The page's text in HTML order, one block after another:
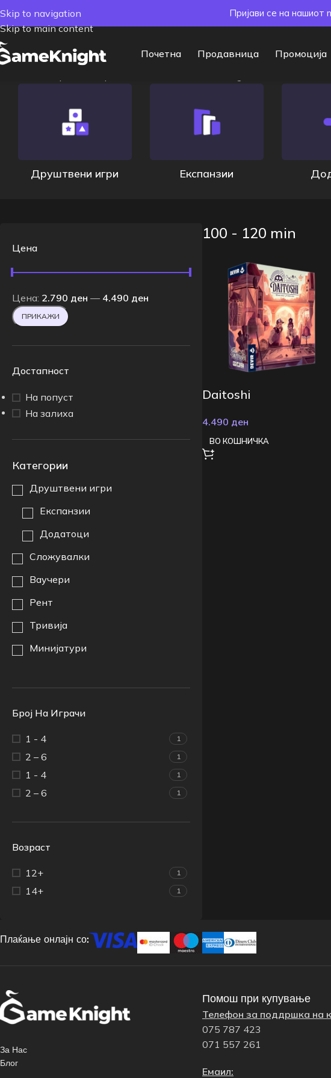
Skip to navigation
Skip to main content
Почетна Продавница Промоција
Друштвени игри Експанзии
Цена
ПРИКАЖИ
Цена: 2.790 ден — 4.490 ден
Достапност
На попуст
На залиха
Категории
Друштвени игри
Експанзии
Додатоци
Сложувалки
Ваучери
Рент
Тривија
Минијатури
Број На Играчи
1 - 4 1
2 – 6 1
1 - 4 1
2 – 6 1
Возраст
12+ 1
14+ 1
100 - 120 min
Daitoshi
4.490 ден
ВО КОШНИЧКА
Плаќање онлајн со:
За Нас
Блог
Помош при купување
Телефон за поддршка на
075 787 423
071 557 261
Емаил:
Пријави се на нашиот